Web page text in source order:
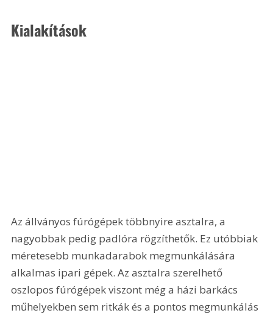
Kialakítások
Az állványos fúrógépek többnyire asztalra, a
nagyobbak pedig padlóra rögzíthetők. Ez utóbbiak
méretesebb munkadarabok megmunkálására
alkalmas ipari gépek. Az asztalra szerelhető
oszlopos fúrógépek viszont még a házi barkács
műhelyekben sem ritkák és a pontos megmunkálás